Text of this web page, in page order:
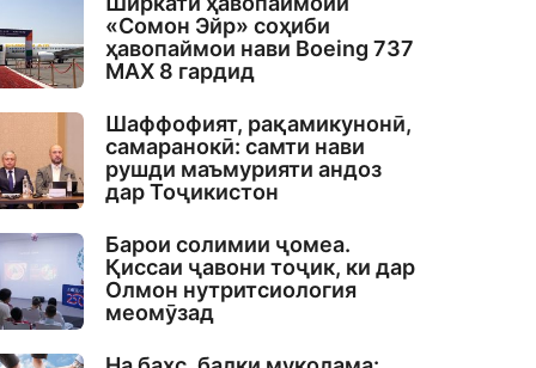
«Сомон Эйр» соҳиби
ҳавопаймои нави Boeing 737
MAX 8 гардид
Шаффофият, рақамикунонӣ,
самаранокӣ: самти нави
рушди маъмурияти андоз
дар Тоҷикистон
Барои солимии ҷомеа.
Қиссаи ҷавони тоҷик, ки дар
Олмон нутритсиология
меомӯзад